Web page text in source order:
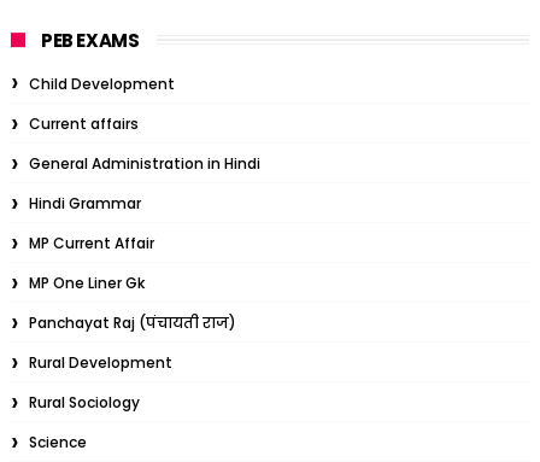
PEB EXAMS
Child Development
Current affairs
General Administration in Hindi
Hindi Grammar
MP Current Affair
MP One Liner Gk
Panchayat Raj (पंचायती राज)
Rural Development
Rural Sociology
Science